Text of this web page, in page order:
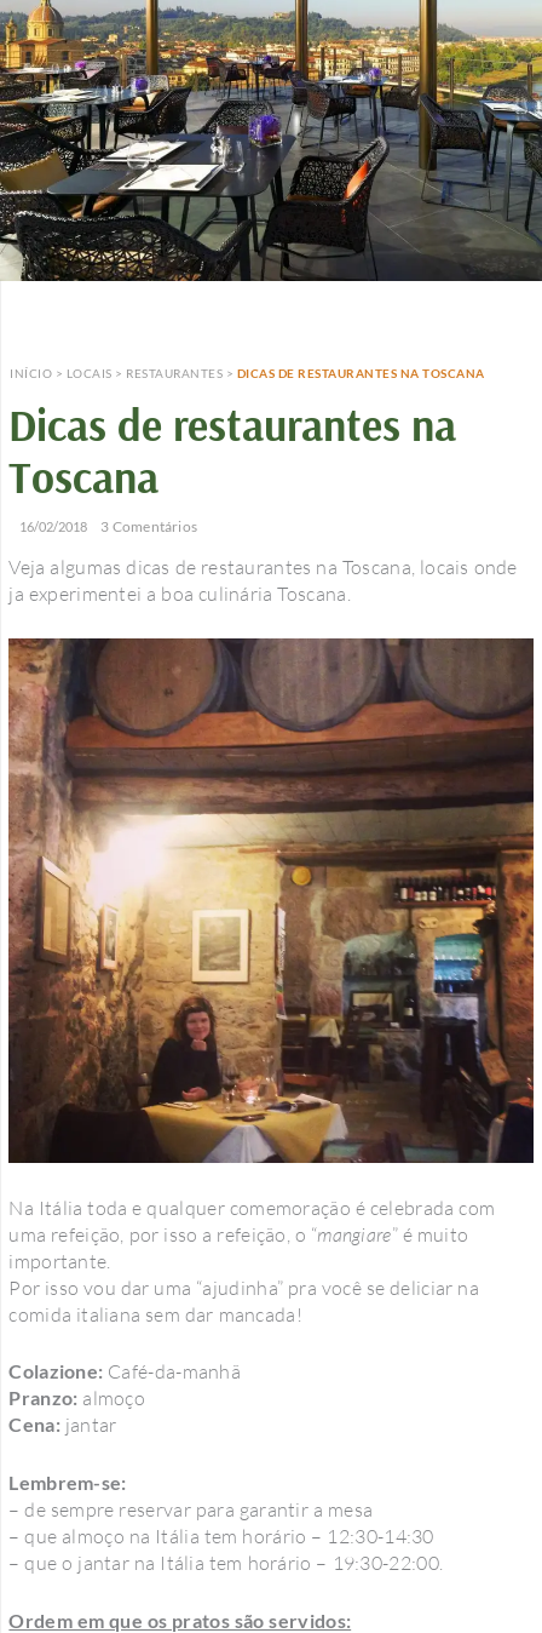
INÍCIO > LOCAIS > RESTAURANTES > DICAS DE RESTAURANTES NA TOSCANA
Dicas de restaurantes na
Toscana
16/02/2018 3 Comentários
Veja algumas dicas de restaurantes na Toscana, locais onde
ja experimentei a boa culinária Toscana.
Na Itália toda e qualquer comemoração é celebrada com
uma refeição, por isso a refeição, o “mangiare” é muito
importante.
Por isso vou dar uma “ajudinha” pra você se deliciar na
comida italiana sem dar mancada!
Colazione: Café-da-manhã
Pranzo: almoço
Cena: jantar
Lembrem-se:
– de sempre reservar para garantir a mesa
– que almoço na Itália tem horário – 12:30-14:30
– que o jantar na Itália tem horário – 19:30-22:00.
Ordem em que os pratos são servidos: